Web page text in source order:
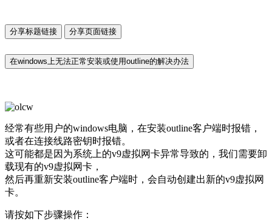
分享标题链接 分享页面链接
在windows上无法正常安装或使用outline的解决办法
经常有些用户的windows电脑，在安装outline客户端时报错，
或者在连接线路密钥时报错。
这可能都是因为系统上的v9虚拟网卡异常导致的，我们需要卸
载现有的v9虚拟网卡，
然后再重新安装outline客户端时，会自动创建出新的v9虚拟网
卡。
请按如下步骤操作：